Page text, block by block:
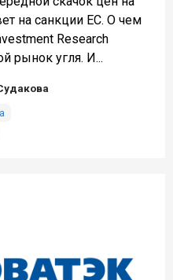
на санкции ЕС. О чем
Research
рынок угля. И...